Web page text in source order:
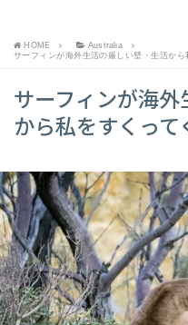
HOME
Australia
サーフィンが海外生活の厳しい壁・生活か
サーフィンが海
から私をすくって